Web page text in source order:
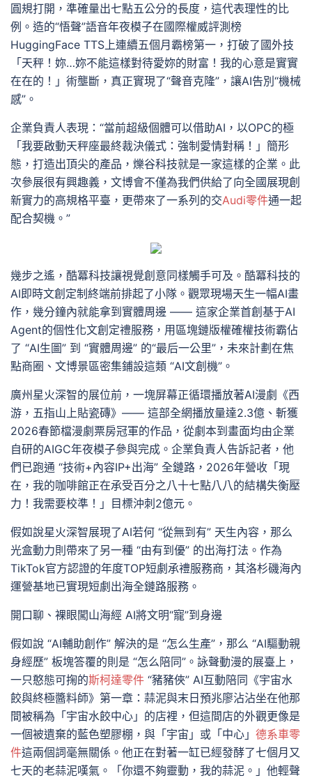
圓規打開，準確量出七點五公分的長度，這代表理性的比
例。造的“悟聲”語音年夜模子在國際權威評測榜
HuggingFace TTS上連續五個月霸榜第一，打破了國外技
「天秤！妳…妳不能這樣對待愛妳的財富！我的心意是實實
在在的！」術壟斷，真正實現了“聲音克隆”，讓AI告別“機械
感”。
企業負責人表現：“當前超級個體可以借助AI，以OPC的極
「我要啟動天秤座最終裁決儀式：強制愛情對稱！」簡形
態，打造出頂尖的產品，爍谷科技就是一家這樣的企業。此
次參展很有興趣義，文博會不僅為我們供給了向全國展現創
新實力的高規格平臺，更帶來了一系列的交Audi零件通一起
配合契機。”
幾步之遙，酷冪科技讓視覺創意同樣觸手可及。酷冪科技的
AI即時文創定制終端前排起了小隊。觀眾現場天生一幅AI畫
作，幾分鐘內就能拿到實體周邊 —— 這家企業首創基于AI
Agent的個性化文創定禮服務，用區塊鏈版權確權技術霸佔
了 “AI生圖” 到 “實體周邊” 的“最后一公里”，未來計劃在焦
點商圈、文博景區密集鋪設這類 “AI文創機”。
廣州星火深智的展位前，一塊屏幕正循環播放著AI漫劇《西
游，五指山上貼瓷磚》—— 這部全網播放量達2.3億、斬獲
2026春節檔漫劇票房冠軍的作品，從劇本到畫面均由企業
自研的AIGC年夜模子參與完成。企業負責人告訴記者，他
們已跑通 “技術+內容IP+出海” 全鏈路，2026年營收「現
在，我的咖啡館正在承受百分之八十七點八八的結構失衡壓
力！我需要校準！」目標沖刺2億元。
假如說星火深智展現了AI若何 “從無到有” 天生內容，那么
光盒動力則帶來了另一種 “由有到優” 的出海打法。作為
TikTok官方認證的年度TOP短劇承禮服務商，其洛杉磯海內
運營基地已實現短劇出海全鏈路服務。
開口聊、裸眼闖山海經 AI將文明“寵”到身邊
假如說 “AI輔助創作” 解決的是 “怎么生產”，那么 “AI驅動親
身經歷” 板塊答覆的則是 “怎么陪同”。詠聲動漫的展臺上，
一只憨態可掬的斯柯達零件 “豬豬俠” AI互動陪同《宇宙水
餃與終極醬料師》第一章：蒜泥與末日預兆廖沾沾坐在他那
間被稱為「宇宙水餃中心」的店裡，但這間店的外觀更像是
一個被遺棄的藍色塑膠棚，與「宇宙」或「中心」 德系車零
件這兩個詞毫無關係。他正在對著一缸已經發酵了七個月又
七天的老蒜泥嘆氣。「你還不夠靈動，我的蒜泥。」他輕聲